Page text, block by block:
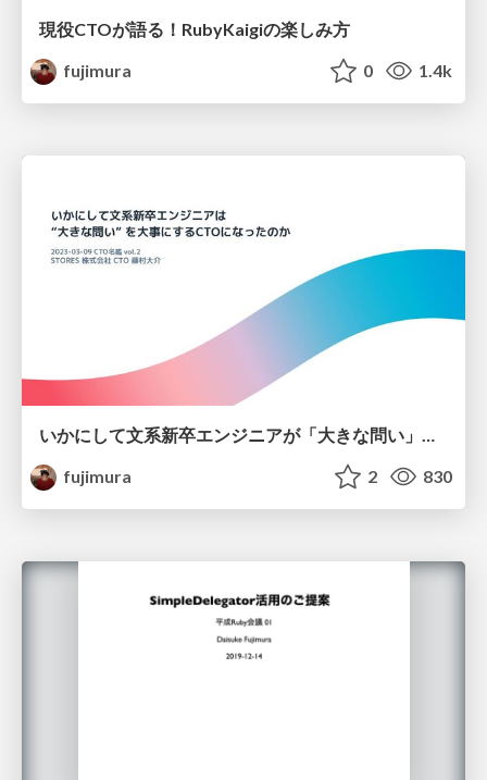
現役CTOが語る！RubyKaigiの楽しみ方
fujimura
0 1.4k
fujimura
2 830